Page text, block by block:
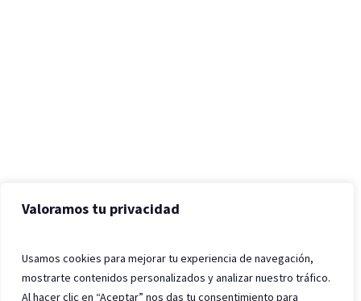
Valoramos tu privacidad
Usamos cookies para mejorar tu experiencia de navegación,
mostrarte contenidos personalizados y analizar nuestro tráfico.
Al hacer clic en “Aceptar” nos das tu consentimiento para